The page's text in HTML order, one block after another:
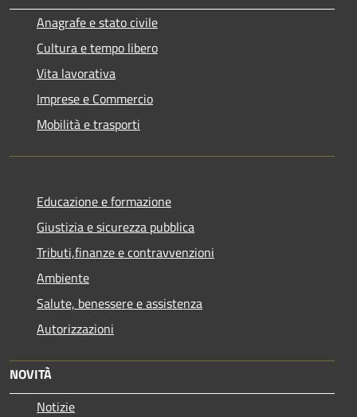
Anagrafe e stato civile
Cultura e tempo libero
Vita lavorativa
Imprese e Commercio
Mobilità e trasporti
Educazione e formazione
Giustizia e sicurezza pubblica
Tributi,finanze e contravvenzioni
Ambiente
Salute, benessere e assistenza
Autorizzazioni
NOVITÀ
Notizie